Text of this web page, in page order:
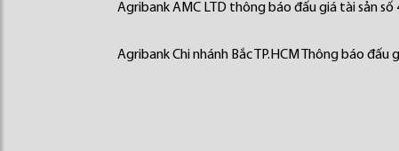
Agribank AMC LTD thông báo đấu giá tài sản số
Agribank Chi nhánh Bắc TP.HCM Thông báo đấu